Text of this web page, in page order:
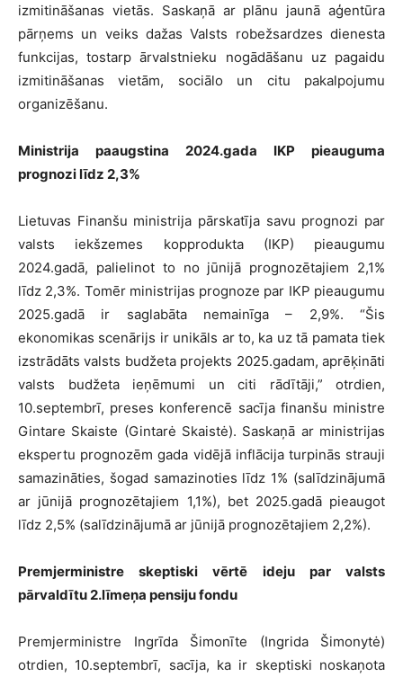
izmitināšanas vietās. Saskaņā ar plānu jaunā aģentūra
pārņems un veiks dažas Valsts robežsardzes dienesta
funkcijas, tostarp ārvalstnieku nogādāšanu uz pagaidu
izmitināšanas vietām, sociālo un citu pakalpojumu
organizēšanu.
Ministrija paaugstina 2024.gada IKP pieauguma
prognozi līdz 2,3%
Lietuvas Finanšu ministrija pārskatīja savu prognozi par
valsts iekšzemes kopprodukta (IKP) pieaugumu
2024.gadā, palielinot to no jūnijā prognozētajiem 2,1%
līdz 2,3%. Tomēr ministrijas prognoze par IKP pieaugumu
2025.gadā ir saglabāta nemainīga – 2,9%. “Šis
ekonomikas scenārijs ir unikāls ar to, ka uz tā pamata tiek
izstrādāts valsts budžeta projekts 2025.gadam, aprēķināti
valsts budžeta ieņēmumi un citi rādītāji,” otrdien,
10.septembrī, preses konferencē sacīja finanšu ministre
Gintare Skaiste (Gintarė Skaistė). Saskaņā ar ministrijas
ekspertu prognozēm gada vidējā inflācija turpinās strauji
samazināties, šogad samazinoties līdz 1% (salīdzinājumā
ar jūnijā prognozētajiem 1,1%), bet 2025.gadā pieaugot
līdz 2,5% (salīdzinājumā ar jūnijā prognozētajiem 2,2%).
Premjerministre skeptiski vērtē ideju par valsts
pārvaldītu 2.līmeņa pensiju fondu
Premjerministre Ingrīda Šimonīte (Ingrida Šimonytė)
otrdien, 10.septembrī, sacīja, ka ir skeptiski noskaņota